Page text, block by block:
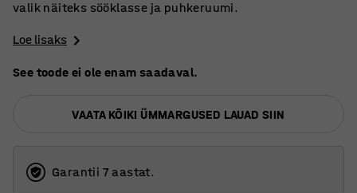
valik näiteks sööklasse ja puhkeruumi.
Loe lisaks
See toode ei ole enam saadaval.
VAATA KÕIKI ÜMMARGUSED LAUAD SIIN
Garantii 7 aastat.